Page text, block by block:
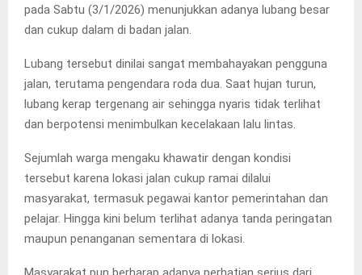
pada Sabtu (3/1/2026) menunjukkan adanya lubang besar
dan cukup dalam di badan jalan.
Lubang tersebut dinilai sangat membahayakan pengguna
jalan, terutama pengendara roda dua. Saat hujan turun,
lubang kerap tergenang air sehingga nyaris tidak terlihat
dan berpotensi menimbulkan kecelakaan lalu lintas.
Sejumlah warga mengaku khawatir dengan kondisi
tersebut karena lokasi jalan cukup ramai dilalui
masyarakat, termasuk pegawai kantor pemerintahan dan
pelajar. Hingga kini belum terlihat adanya tanda peringatan
maupun penanganan sementara di lokasi.